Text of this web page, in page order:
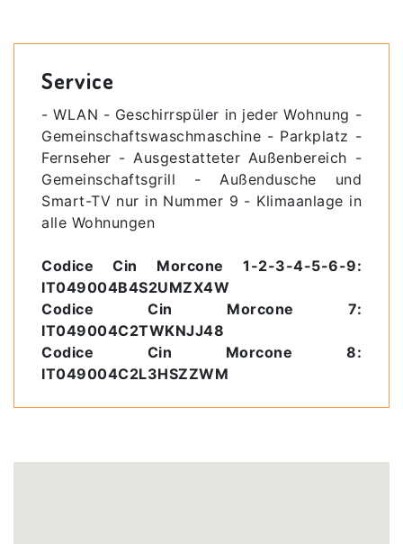
Service
- WLAN - Geschirrspüler in jeder Wohnung -
Gemeinschaftswaschmaschine - Parkplatz -
Fernseher - Ausgestatteter Außenbereich -
Gemeinschaftsgrill - Außendusche und
Smart-TV nur in Nummer 9 - Klimaanlage in
alle Wohnungen
Codice Cin Morcone 1-2-3-4-5-6-9:
IT049004B4S2UMZX4W
Codice Cin Morcone 7:
IT049004C2TWKNJJ48
Codice Cin Morcone 8:
IT049004C2L3HSZZWM